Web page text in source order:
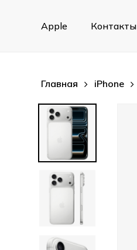
Apple Контакты
Главная iPhone